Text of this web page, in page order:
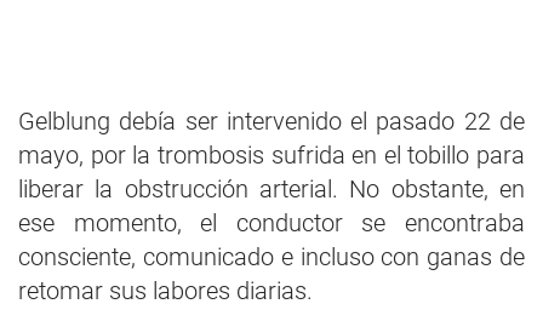
Gelblung debía ser intervenido el pasado 22 de
mayo, por la trombosis sufrida en el tobillo para
liberar la obstrucción arterial. No obstante, en
ese momento, el conductor se encontraba
consciente, comunicado e incluso con ganas de
retomar sus labores diarias.